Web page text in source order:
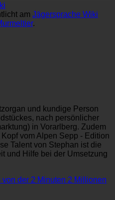
am Jägersprache Wiki
.
und kundige Person
nach persönlicher
in Vorarlberg. Zudem
vom Alpen Sepp - Edition
Talent von Stephan ist die
und Hilfe bei der Umsetzung
der 2 Minuten 2 Millionen